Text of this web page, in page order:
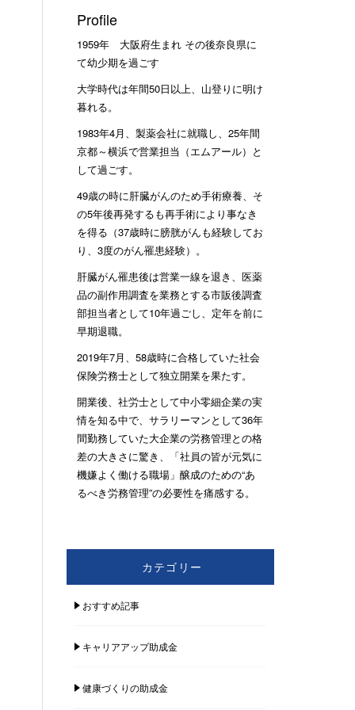
Profile
1959年 大阪府生まれ その後奈良県に
て幼少期を過ごす
大学時代は年間50日以上、山登りに明け
暮れる。
1983年4月、製薬会社に就職し、25年間
京都～横浜で営業担当（エムアール）と
して過ごす。
49歳の時に肝臓がんのため手術療養、そ
の5年後再発するも再手術により事なき
を得る（37歳時に膀胱がんも経験してお
り、3度のがん罹患経験）。
肝臓がん罹患後は営業一線を退き、医薬
品の副作用調査を業務とする市販後調査
部担当者として10年過ごし、定年を前に
早期退職。
2019年7月、58歳時に合格していた社会
保険労務士として独立開業を果たす。
開業後、社労士として中小零細企業の実
情を知る中で、サラリーマンとして36年
間勤務していた大企業の労務管理との格
差の大きさに驚き、「社員の皆が元気に
機嫌よく働ける職場」醸成のための“あ
るべき労務管理”の必要性を痛感する。
カテゴリー
おすすめ記事
キャリアアップ助成金
健康づくりの助成金